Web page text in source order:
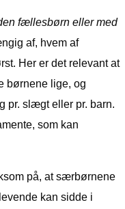
fællesbørn eller med
af, hvem af
Her er det relevant at
børnene lige, og
pr. slægt eller pr. barn.
som kan
på, at særbørnene
kan sidde i